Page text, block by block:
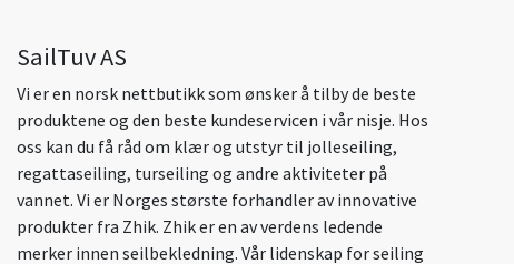
SailTuv AS
Vi er en norsk nettbutikk som ønsker å tilby de beste
produktene og den beste kundeservicen i vår nisje. Hos
oss kan du få råd om klær og utstyr til jolleseiling,
regattaseiling, turseiling og andre aktiviteter på
vannet. Vi er Norges største forhandler av innovative
produkter fra Zhik. Zhik er en av verdens ledende
merker innen seilbekledning. Vår lidenskap for seiling